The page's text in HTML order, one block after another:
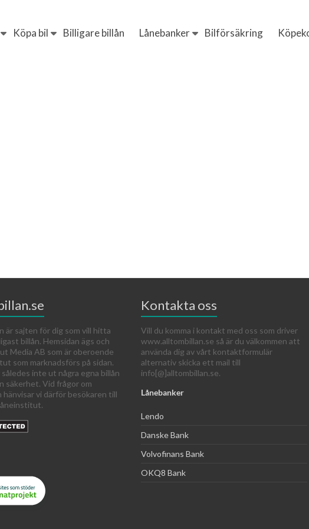
Köpa bil Billigare billån Lånebanker Bilförsäkring
är sajten för dig som vill hitta
billån. Hemsidan ägs och
Media AB som är oberoende
som marknadsförs på sidan.
inte ut några egna billån
säkerhet. Vid frågor om
hänvisar vi därför besökaren till
Kontakta oss
Vill du komma i kontakt med oss som driver
www.alltombillan.se så är du välkommen att
använda dig av vårt kontaktformulär
alternativ skicka ett mail till
info[@]alltombillan.se.
Lånebanker
Lendo
Danske Bank
Volvofinans Bank
OKQ8 Bank